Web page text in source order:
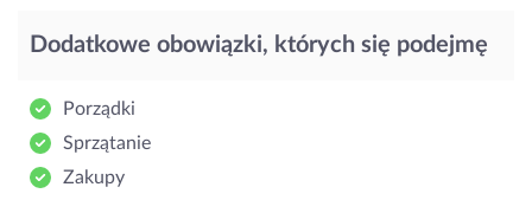
Dodatkowe obowiązki, których się podejmę
Porządki
Sprzątanie
Zakupy